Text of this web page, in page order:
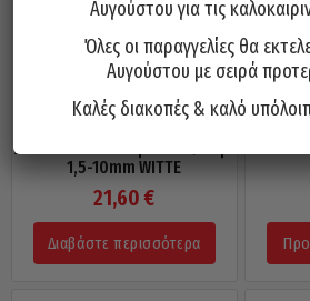
Allen Κλειδιά Μακριά Σετ 9 Tεμ.
1,5-10mm WITTE
21,60€
Διαβάστε περισσότερα
Αυγούστου για τις
Όλες οι παραγγελίες θα
Αυγούστου με σειρά
Καλές διακοπές & καλό